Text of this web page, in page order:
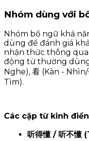
Nhóm dùng với
Nhóm bổ ngữ khả
dùng để đánh giá
nhận thức thông qua
động từ thường
Nghe), 看 (Kàn -
Tìm).
Các cặp từ kinh
听得懂 / 听不